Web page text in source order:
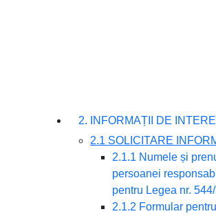
2. INFORMAȚII DE
2.1 SOLICITARE
2.1.1 Numele și
persoanei
pentru Legea nr.
2.1.2 Formular pentru